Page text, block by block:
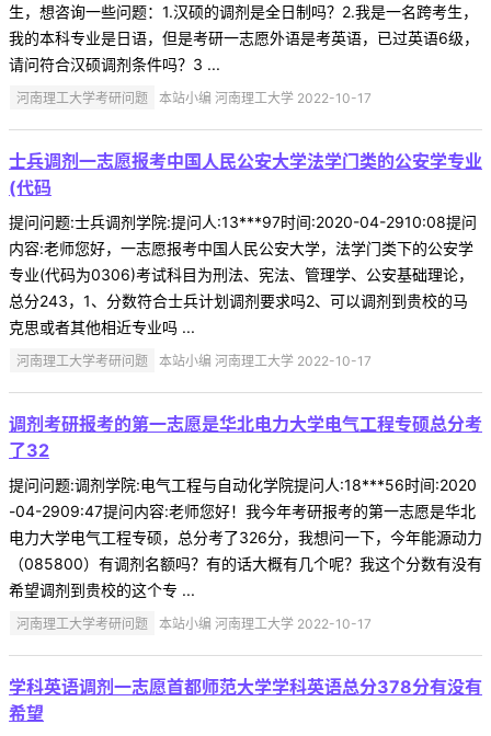
生，想咨询一些问题：1.汉硕的调剂是全日制吗？2.我是一名跨考生，
我的本科专业是日语，但是考研一志愿外语是考英语，已过英语6级，
请问符合汉硕调剂条件吗？3 ...
河南理工大学考研问题 本站小编 河南理工大学 2022-10-17
士兵调剂一志愿报考中国人民公安大学法学门类的公安学专业
(代码
提问问题:士兵调剂学院:提问人:13***97时间:2020-04-2910:08提问
内容:老师您好，一志愿报考中国人民公安大学，法学门类下的公安学
专业(代码为0306)考试科目为刑法、宪法、管理学、公安基础理论，
总分243，1、分数符合士兵计划调剂要求吗2、可以调剂到贵校的马
克思或者其他相近专业吗 ...
河南理工大学考研问题 本站小编 河南理工大学 2022-10-17
调剂考研报考的第一志愿是华北电力大学电气工程专硕总分考
了32
提问问题:调剂学院:电气工程与自动化学院提问人:18***56时间:2020
-04-2909:47提问内容:老师您好！我今年考研报考的第一志愿是华北
电力大学电气工程专硕，总分考了326分，我想问一下，今年能源动力
（085800）有调剂名额吗？有的话大概有几个呢？我这个分数有没有
希望调剂到贵校的这个专 ...
河南理工大学考研问题 本站小编 河南理工大学 2022-10-17
学科英语调剂一志愿首都师范大学学科英语总分378分有没有
希望